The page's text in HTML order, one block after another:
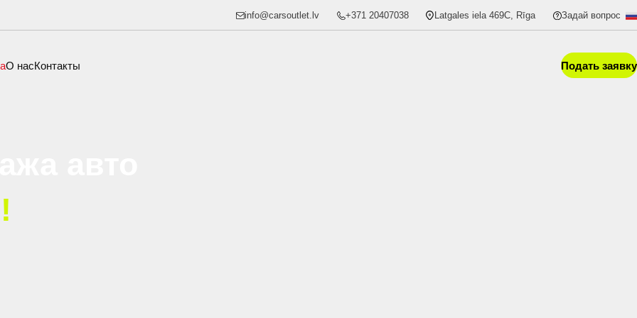
info@carsoutlet.lv +371 20407038 Latgales iela 469C, Rīga Задай вопрос
O насКонтакты Подать заявку